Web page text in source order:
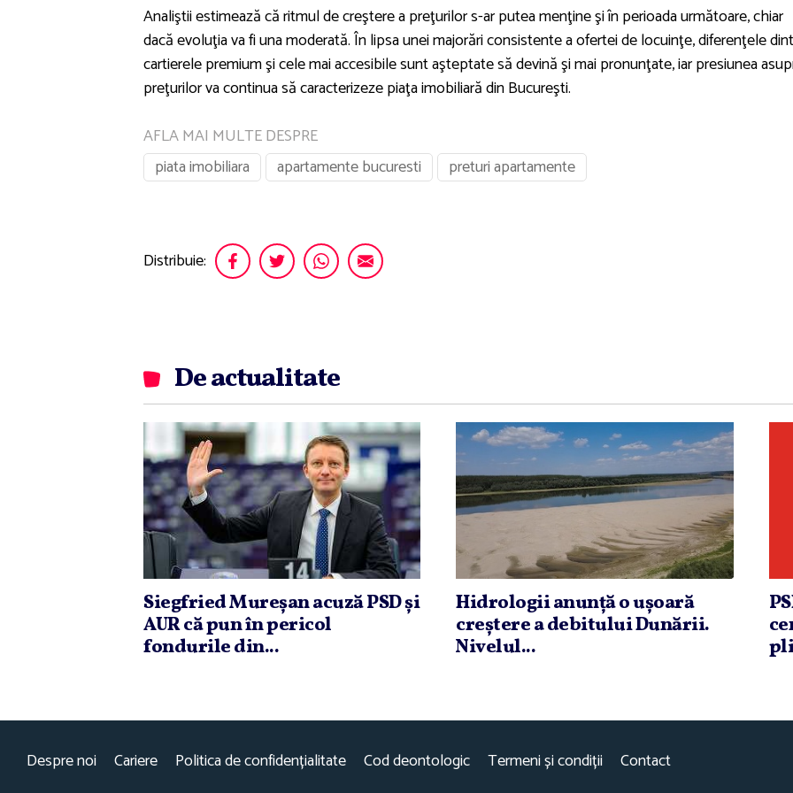
Analiştii estimează că ritmul de creştere a preţurilor s-ar putea menţine şi în perioada următoare, chiar
dacă evoluţia va fi una moderată. În lipsa unei majorări consistente a ofertei de locuinţe, diferenţele
cartierele premium şi cele mai accesibile sunt aşteptate să devină şi mai pronunţate, iar presiunea
preţurilor va continua să caracterizeze piaţa imobiliară din Bucureşti.
AFLA MAI MULTE DESPRE
piata imobiliara
apartamente bucuresti preturi apartamente
Distribuie:
De actualitate
Siegfried Mureşan acuză PSD şi
AUR că pun în pericol
fondurile din...
Hidrologii anunţă o uşoară
creştere a debitului Dunării.
Nivelul...
Despre noi Cariere Politica de confidențialitate Cod deontologic Termeni și condiții Contact